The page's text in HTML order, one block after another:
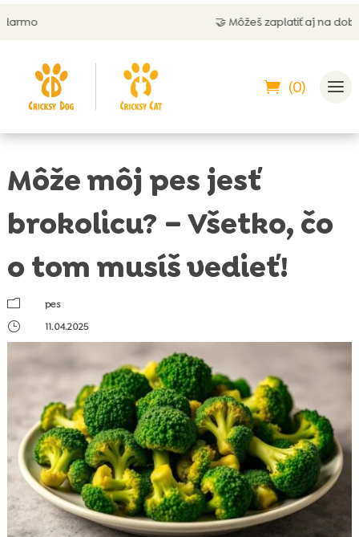
🤝 Môžeš zaplatiť aj na dobierku
(0)
Môže môj pes jesť
brokolicu? – Všetko, čo
o tom musíš vedieť!
m
pes
}
11.04.2025